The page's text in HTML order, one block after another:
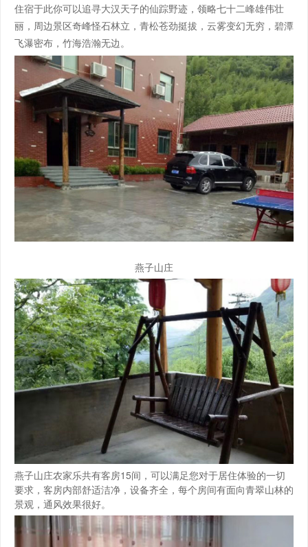
住宿于此你可以追寻大汉天子的仙踪野迹，领略七十二峰雄伟壮
丽，周边景区奇峰怪石林立，青松苍劲挺拔，云雾变幻无穷，碧潭
飞瀑密布，竹海浩瀚无边。
燕子山庄
燕子山庄农家乐共有客房15间，可以满足您对于居住体验的一切
要求，客房内部舒适洁净，设备齐全，每个房间有面向青翠山林的
景观，通风效果很好。